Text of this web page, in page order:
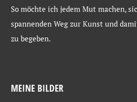
So möchte ich jedem Mut machen,
spannenden Weg zur Kunst und
zu begeben.
MEINE BILDER